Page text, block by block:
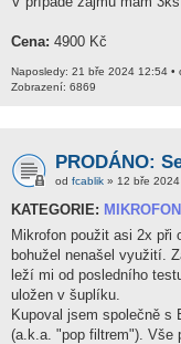
Cena: 4900 Kč
Naposledy: 21 bře 2024 12:54 •
Zobrazení: 6869
PRODÁNO:
od fcablik » 12 bře
KATEGORIE:
Mikrofon použit asi 2x při
bohužel nenašel využití.
leží mi od posledního
uložen v šuplíku.
Kupoval jsem společně s
(a.k.a. "pop filtrem"). Vše